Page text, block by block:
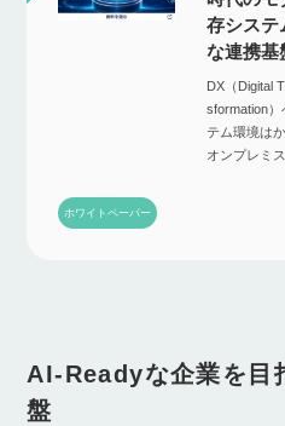
存システ
な連携基
DX（Digital
sformation）
テム環境は
オンプレミ
ホワイトペーパー
AI-Readyな企業を目
盤